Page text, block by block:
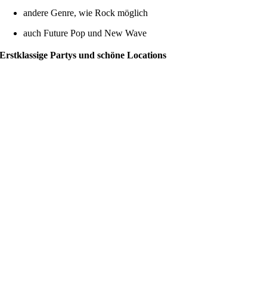
andere Genre, wie Rock möglich
auch Future Pop und New Wave
Erstklassige Partys und schöne Locations